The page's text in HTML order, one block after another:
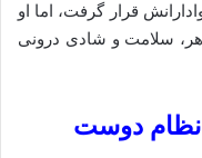
قرار گرفت، اما او
سلامت و شادی درونی
نظام دوست